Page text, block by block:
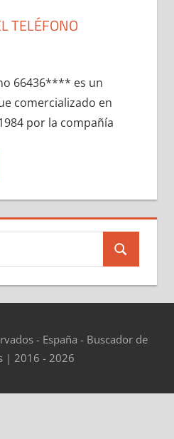
TELÉFONO
66436**** es un
comercializado en
pοr la compañía
Buscar
- España - Buscador de
| 2016 - 2026